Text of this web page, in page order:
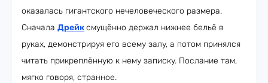
оказалась гигантского нечеловеческого размера.
Сначала Дрейксмущённо держал нижнее бельё в
руках, демонстрируя его всему залу, а потом принялся
читать прикреплённую к нему записку. Послание там,
мягко говоря, странное.